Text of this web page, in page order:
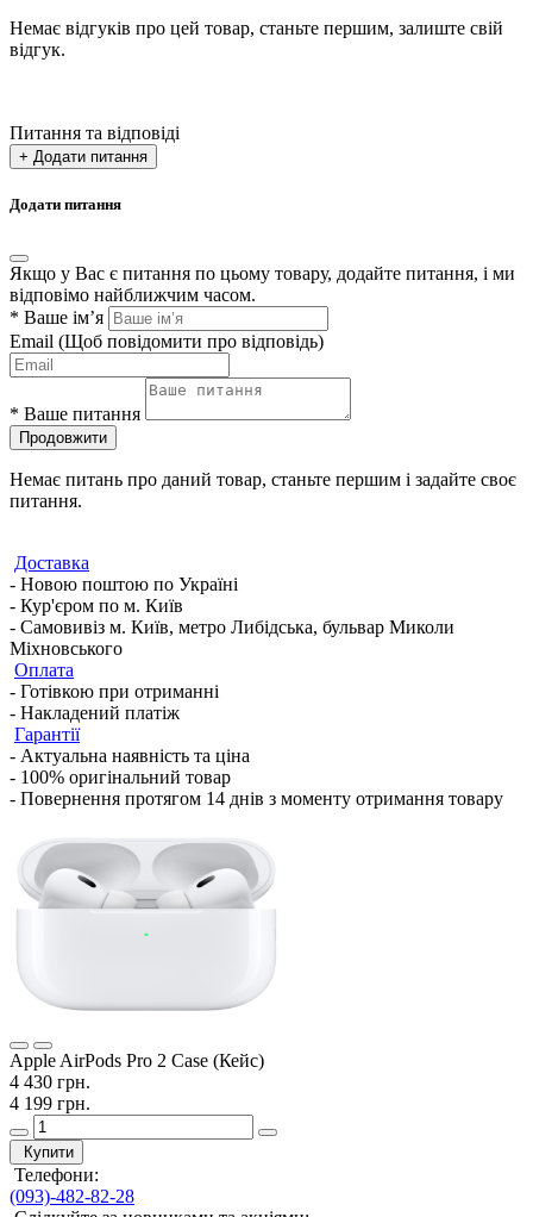
Немає відгуків про цей товар, станьте першим, залиште свій
відгук.
Питання та відповіді
+ Додати питання
Додати питання
Якщо у Вас є питання по цьому товару, додайте питання, і ми
відповімо найближчим часом.
* Ваше ім’я
Email (Щоб повідомити про відповідь)
* Ваше питання
Продовжити
Немає питань про даний товар, станьте першим і задайте своє
питання.
Доставка
- Новою поштою по Україні
- Кур'єром по м. Київ
- Самовивіз м. Київ, метро Либідська, бульвар Миколи
Міхновського
Оплата
- Готівкою при отриманні
- Накладений платіж
Гарантії
- Актуальна наявність та ціна
- 100% оригінальний товар
- Повернення протягом 14 днів з моменту отримання товару
Apple AirPods Pro 2 Case (Кейс)
4 430 грн.
4 199 грн.
Купити
Телефони:
(093)-482-82-28